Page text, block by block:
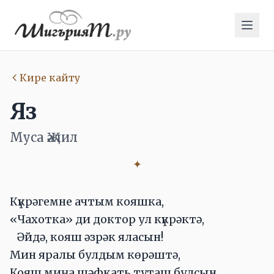
Кире кайту
Яз
Муса Җәлил
✦
Күкрәгемне ачтым кояшка,
«Чахотка» ди доктор ул күкрәктә,
Әйдә, кояш әзрәк яласын!
Мин яралы булдым көрәштә,